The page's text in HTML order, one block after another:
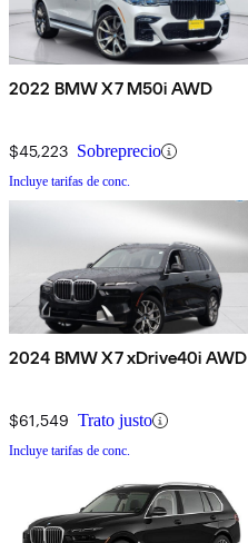
2022 BMW X7 M50i AWD
$45,223 Sobreprecio
Incluye tarifas de conc.
2024 BMW X7 xDrive40i AWD
$61,549 Trato justo
Incluye tarifas de conc.